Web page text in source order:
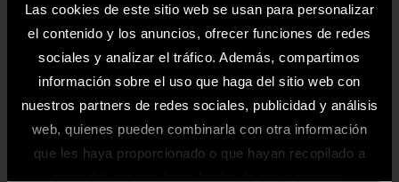
Las cookies de este sitio web se usan para personalizar
el contenido y los anuncios, ofrecer funciones de redes
sociales y analizar el tráfico. Además, compartimos
información sobre el uso que haga del sitio web con
nuestros partners de redes sociales, publicidad y análisis
web, quienes pueden combinarla con otra información
que les haya proporcionado o que hayan recopilado a